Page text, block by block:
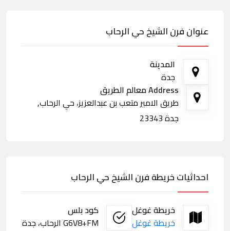
عنوان فرن الشيخ حي الرحاب
المدينة
جدة
Address معالم الطريق
طريق الامير متعب بن عبدالعزيز، حي الرحاب,
جدة 23343
احداثيات خريطة فرن الشيخ حي الرحاب
خريطة غوغل
خريطة غوغل
كود بلس
G6V8+FM الرحاب، جدة